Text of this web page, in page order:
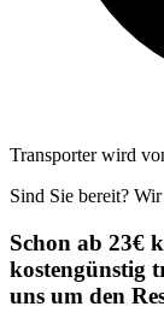
Transporter wird
Sind Sie bereit?
Schon ab 23€
kostengünstig
uns um den